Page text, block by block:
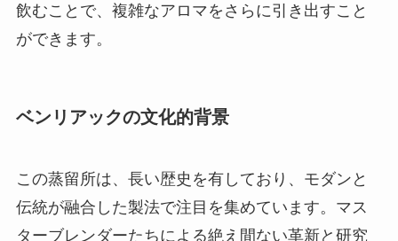
飲むことで、複雑なアロマをさらに引き出すこと
ができます。
ベンリアックの文化的背景
この蒸留所は、長い歴史を有しており、モダンと
伝統が融合した製法で注目を集めています。マス
ターブレンダーたちによる絶え間ない革新と研究